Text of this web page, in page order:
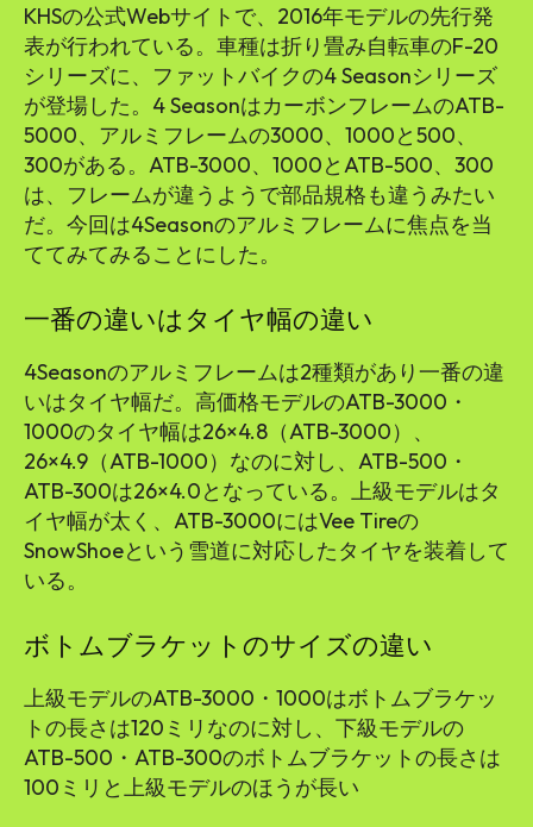
KHSの公式Webサイトで、2016年モデルの先行発
表が行われている。車種は折り畳み自転車のF-20
シリーズに、ファットバイクの4 Seasonシリーズ
が登場した。4 SeasonはカーボンフレームのATB-
5000、アルミフレームの3000、1000と500、
300がある。ATB-3000、1000とATB-500、300
は、フレームが違うようで部品規格も違うみたい
だ。今回は4Seasonのアルミフレームに焦点を当
ててみてみることにした。
一番の違いはタイヤ幅の違い
4Seasonのアルミフレームは2種類があり一番の違
いはタイヤ幅だ。高価格モデルのATB-3000・
1000のタイヤ幅は26×4.8（ATB-3000）、
26×4.9（ATB-1000）なのに対し、ATB-500・
ATB-300は26×4.0となっている。上級モデルはタ
イヤ幅が太く、ATB-3000にはVee Tireの
SnowShoeという雪道に対応したタイヤを装着して
いる。
ボトムブラケットのサイズの違い
上級モデルのATB-3000・1000はボトムブラケッ
トの長さは120ミリなのに対し、下級モデルの
ATB-500・ATB-300のボトムブラケットの長さは
100ミリと上級モデルのほうが長い